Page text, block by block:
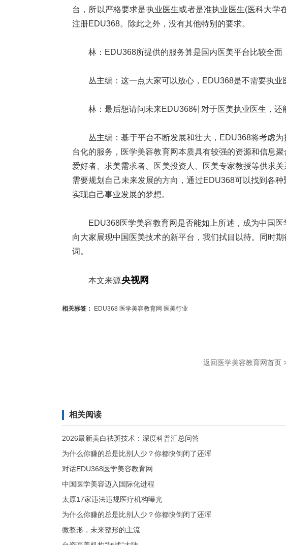
台，所以严格要求是执业医生或者是准执业医生(医科大学
注册EDU368。除此之外，没有其他特别的要求。
林：EDU368所提供的服务算是国内医美平台比较全
丛主编：这一点大家可以放心，EDU368是不需要执业
林：最后想请问未来EDU368针对于医美执业医生，还
丛主编：基于平台不断发展和壮大，EDU368将考虑
台化的服务，医学美容教育网本质具有较强的资源和信息
爱好者、求美需求者、医美投资人、医美专家教授等供求
需要规划自己未来发展的方向，通过EDU368可以找到各
实现自己事业发展的梦想。
EDU368医学美容教育网是否能如上所述，成为中国
向大家展现中国医美技术的新平台，我们拭目以待。同时
词。
本文来源央视网
相关标签： EDU368 医学美容教育网 医美行业
返回医学美容教育网首页
相关阅读
2026最新美白祛斑技术：深度科普汇总问答
为什么你赚的总是比别人少？你都快倒闭了还浑
对话EDU368医学美容教育网
中国医学美容迈入国际化进程
太原17家违法违规医疗机构曝光
为什么你赚的总是比别人少？你都快倒闭了还浑
微整形，未来整形的主流